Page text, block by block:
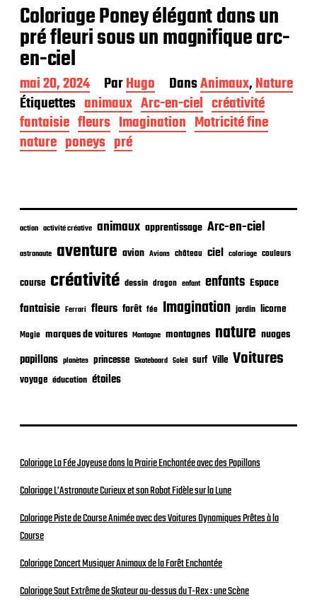
Coloriage Poney élégant dans un
pré fleuri sous un magnifique arc-
en-ciel
D
a
t
e
d
e
l
i
a
i
n
mai 20, 2024 ParHugo DansAnimaux,Nature
Étiquettes animaux Arc-en-ciel créativité
fantaisie fleurs Imagination Motricité fine
nature poneys pré
action activité créative animaux apprentissage Arc-en-ciel
astronaute aventure avion Avions château ciel coloriage couleurs
course créativité dessin dragon enfant enfants Espace
fantaisie Ferrari fleurs forêt fée Imagination jardin licorne
Magie marques de voitures Montagne montagnes nature nuages
papillons planètes princesse Skateboard Soleil surf Ville Voitures
voyage éducation étoiles
Coloriage La Fée Joyeuse dans la Prairie Enchantée avec des Papillons
Coloriage L’Astronaute Curieux et son Robot Fidèle sur la Lune
Coloriage Piste de Course Animée avec des Voitures Dynamiques Prêtes à la
Course
Coloriage Concert Musiquer Animaux de la Forêt Enchantée
Coloriage Saut Extrême de Skateur au-dessus du T-Rex : une Scène